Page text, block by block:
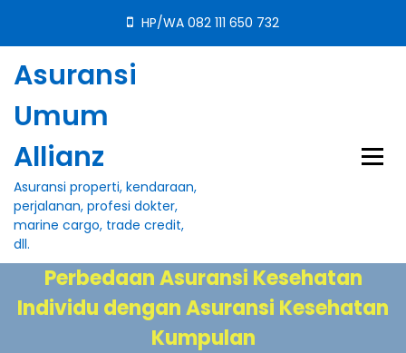
i
HP/WA 082 111 650 732
Asuransi
Umum
Allianz
Asuransi properti, kendaraan,
perjalanan, profesi dokter,
marine cargo, trade credit,
dll.
Perbedaan Asuransi Kesehatan
Individu dengan Asuransi Kesehatan
Kumpulan